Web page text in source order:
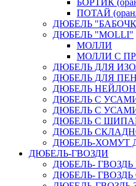
БОРТИК
ПОТАЙ
ДЮБЕЛЬ
ДЮБЕЛЬ "МOLLI"
МОЛЛИ
МОЛЛИ С
ДЮБЕЛЬ ДЛЯ
ДЮБЕЛЬ ДЛЯ
ДЮБЕЛЬ
ДЮБЕЛЬ С
ДЮБЕЛЬ С
ДЮБЕЛЬ С
ДЮБЕЛЬ
ДЮБЕЛЬ-ХОМУТ
ДЮБЕЛЬ-ГВОЗДИ
ДЮБЕЛЬ-
ДЮБЕЛЬ-